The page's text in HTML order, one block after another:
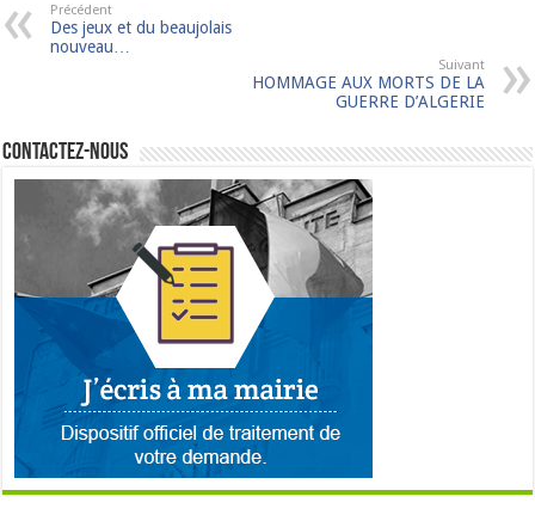
Précédent
Des jeux et du beaujolais
nouveau…
Suivant
HOMMAGE AUX MORTS DE LA
GUERRE D’ALGERIE
Contactez-nous